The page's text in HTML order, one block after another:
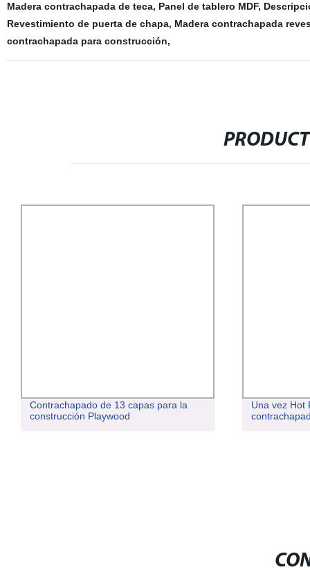
Madera contrachapada de teca, Panel de tablero MDF,
Revestimiento de puerta de chapa, Madera contrachapada
contrachapada para construcción,
Contrachapado de 13 capas para la
construcción Playwood
Una vez Hot